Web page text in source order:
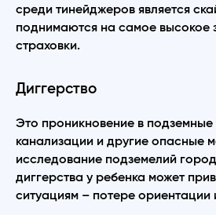
среди тинейджеров является
поднимаются на самое высокое
страховки.
Диггерство
Это проникновение в подземные
канализации и другие опасные
исследование подземелий
диггерства у ребенка может
ситуациям – потере ориентации